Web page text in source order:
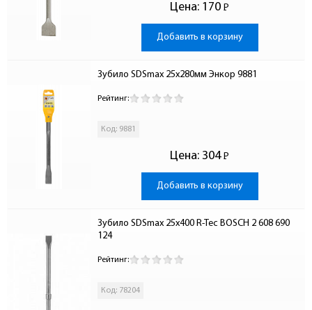
Цена: 170 Р
-
Добавить в корзину
Зубило SDSmax 25х280мм Энкор 9881
Рейтинг:
Код: 9881
Цена: 304 Р
-
Добавить в корзину
Зубило SDSmax 25х400 R-Tec BOSCH 2 608 690
124
Рейтинг:
Код: 78204